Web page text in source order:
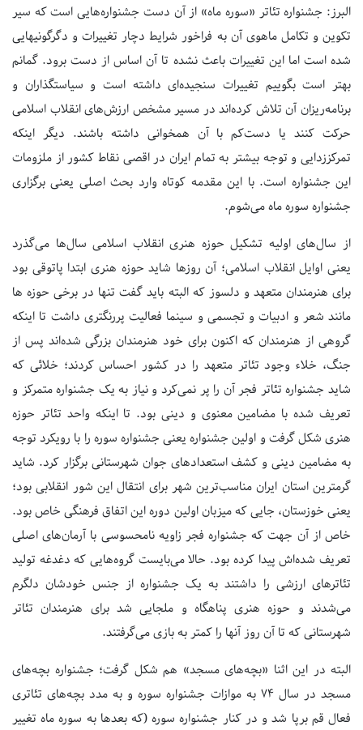
البرز: جشنواره تئاتر «سوره ماه» از آن دست جشنواره‌هایی است که سیر
تکوین و تکامل ماهوی آن به فراخور شرایط دچار تغییرات و دگرگونیهایی
شده است اما این تغییرات باعث نشده تا آن اساس از دست برود. گمانم
بهتر است بگوییم تغییرات سنجیده‌ای داشته است و سیاستگذاران و
برنامه‌ریزان آن تلاش کرده‌اند در مسیر مشخص ارزش‌های انقلاب اسلامی
حرکت کنند یا دست‌کم با آن همخوانی داشته باشند. دیگر اینکه
تمرکززدایی و توجه بیشتر به تمام ایران در اقصی نقاط کشور از ملزومات
این جشنواره است. با این مقدمه کوتاه وارد بحث اصلی یعنی برگزاری
جشنواره سوره ماه می‌شوم.
از سال‌های اولیه تشکیل حوزه هنری انقلاب اسلامی سال‌ها می‌گذرد
یعنی اوایل انقلاب اسلامی؛ آن روزها شاید حوزه هنری ابتدا پاتوقی بود
برای هنرمندان متعهد و دلسوز که البته باید گفت تنها در برخی حوزه ها
مانند شعر و ادبیات و تجسمی و سینما فعالیت پررنگتری داشت تا اینکه
گروهی از هنرمندان که اکنون برای خود هنرمندان بزرگی شده‌اند پس از
جنگ، خلاء وجود تئاتر متعهد را در کشور احساس کردند؛ خلائی که
شاید جشنواره تئاتر فجر آن را پر نمی‌کرد و نیاز به یک جشنواره متمرکز و
تعریف شده‌ با مضامین معنوی و دینی ‌بود. تا اینکه واحد تئاتر حوزه
هنری شکل گرفت و اولین جشنواره یعنی جشنواره سوره را با رویکرد توجه
به مضامین دینی و کشف استعدادهای جوان شهرستانی برگزار کرد. شاید
گرمترین استان ایران مناسب‌ترین شهر برای انتقال این شور انقلابی بود؛
یعنی خوزستان، جایی که میزبان اولین دوره این اتفاق فرهنگی خاص بود.
خاص از آن جهت که جشنواره فجر زاویه نامحسوسی با آرمان‌های اصلی
تعریف شده‌اش پیدا کرده بود. حالا می‌بایست گروه‌هایی که دغدغه تولید
تئاتر‌های ارزشی را ‌داشتند به یک جشنواره از جنس خودشان دلگرم
می‌شدند و حوزه هنری پناهگاه و ملجایی شد برای هنرمندان تئاتر
شهرستانی که تا آن روز آنها را کمتر به بازی می‌گرفتند.
البته در این اثنا «بچه‌های مسجد» هم شکل گرفت؛ جشنواره بچه‌های
مسجد در سال 74 به موازات جشنواره سوره و به مدد بچه‌های تئاتری
فعال قم برپا شد و در کنار جشنواره سوره (که بعدها به سوره ماه تغییر